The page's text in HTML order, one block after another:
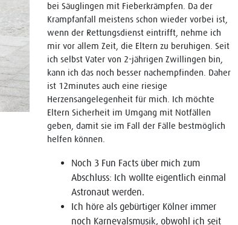
bei Säuglingen mit Fieberkrämpfen. Da der
Krampfanfall meistens schon wieder vorbei ist,
wenn der Rettungsdienst eintrifft, nehme ich
mir vor allem Zeit, die Eltern zu beruhigen. Seit
ich selbst Vater von 2-jährigen Zwillingen bin,
kann ich das noch besser nachempfinden. Daher
ist 12minutes auch eine riesige
Herzensangelegenheit für mich. Ich möchte
Eltern Sicherheit im Umgang mit Notfällen
geben, damit sie im Fall der Fälle bestmöglich
helfen können.
Noch 3 Fun Facts über mich zum
Abschluss: Ich wollte eigentlich einmal
Astronaut werden.
Ich höre als gebürtiger Kölner immer
noch Karnevalsmusik, obwohl ich seit